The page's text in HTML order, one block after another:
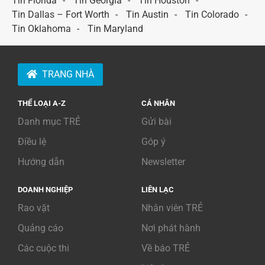
Tin Dallas – Fort Worth
Tin Austin
Tin Colorado
Tin Oklahoma
Tin Maryland
TRANG NHÀ
THỂ LOẠI A-Z
Danh mục TRẺ
Điều lệ
Hướng dẫn
CÁ NHÂN
Gửi bài
Góp ý
Newsletter
DOANH NGHIỆP
Rao vặt
Quảng cáo
Các cuộc thi
LIÊN LẠC
Nhân viên TRẺ
Nơi phát hành
Về báo TRẺ